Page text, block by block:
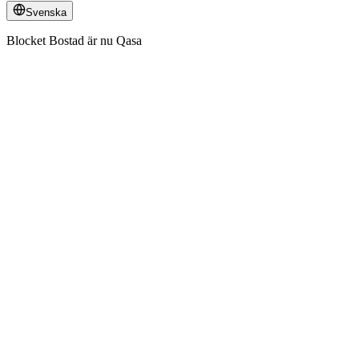
Svenska
Blocket Bostad är nu Qasa